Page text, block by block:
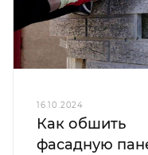
16.10.2024
Как обшить
фасадную